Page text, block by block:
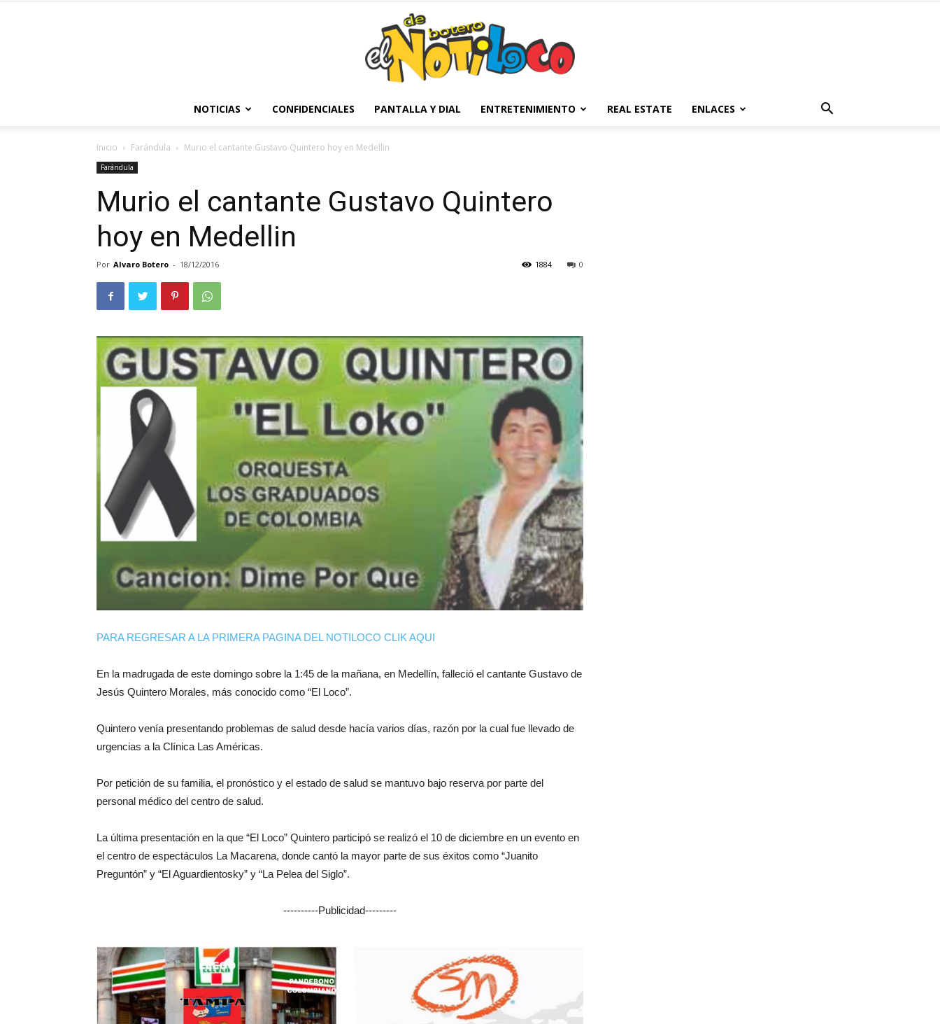
Botero
NOTICIAS CONFIDENCIALES PANTALLA Y DIAL ENTRETENIMIENTO REAL ESTATE ENLACES
Inicio Farándula Murio el cantante Gustavo Quintero hoy en Medellin
Farándula
Murio el cantante Gustavo Quintero
hoy en Medellin
Por Alvaro Botero - 18/12/2016 0
1884
PARA REGRESAR A LA PRIMERA PAGINA DEL NOTILOCO CLIK AQUI
En la madrugada de este domingo sobre la 1:45 de la mañana, en Medellín, falleció el cantante Gustavo de
Jesús Quintero Morales, más conocido como “El Loco”.
Quintero venía presentando problemas de salud desde hacía varios días, razón por la cual fue llevado de
urgencias a la Clínica Las Américas.
Por petición de su familia, el pronóstico y el estado de salud se mantuvo bajo reserva por parte del
personal médico del centro de salud.
La última presentación en la que “El Loco” Quintero participó se realizó el 10 de diciembre en un evento en
el centro de espectáculos La Macarena, donde cantó la mayor parte de sus éxitos como “Juanito
Preguntón” y “El Aguardientosky” y “La Pelea del Siglo”.
----------Publicidad---------